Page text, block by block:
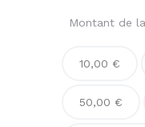
Montant de
10,00 €
50,00 €